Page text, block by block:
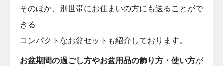
そのほか、別世帯にお住まいの方にも送ることがで
きる
コンパクトなお盆セットも紹介しております。
お盆期間の過ごし方やお盆用品の飾り方・使い方が